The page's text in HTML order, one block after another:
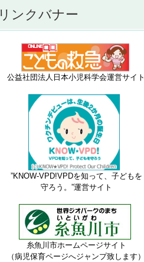
リンクバナー
公益社団法人日本小児科学会運営サイト
”KNOW-VPD!VPDを知って、子どもを
守ろう。”運営サイト
糸魚川市ホームページサイト
（病児保育ページへジャンプ致します）